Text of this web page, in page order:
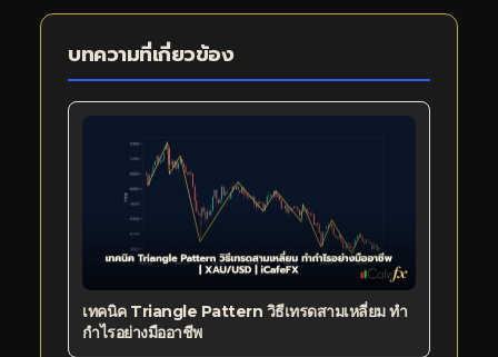
บทความที่เกี่ยวข้อง
เทคนิค Triangle Pattern วิธีเทรดสามเหลี่ยม ทำ
กำไรอย่างมืออาชีพ